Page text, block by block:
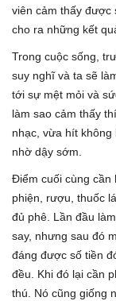
viên cảm thấy được
cho ra những kết
Trong cuộc sống,
suy nghĩ và ta sẽ
tới sự mệt mỏi và
làm sao cảm thấy
nhạc, vừa hít
nhờ dậy sớm.
Điểm cuối cùng cần
phiện, rượu, thuốc
đủ phê. Lần đầu
say, nhưng sau đó
đáng được số tiền
đều. Khi đó lại cần
thú. Nó cũng giống